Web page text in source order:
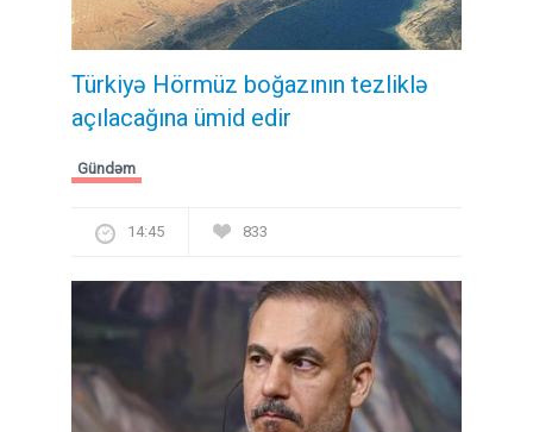
Türkiyə Hörmüz boğazının tezliklə
açılacağına ümid edir
Gündəm
14:45 833